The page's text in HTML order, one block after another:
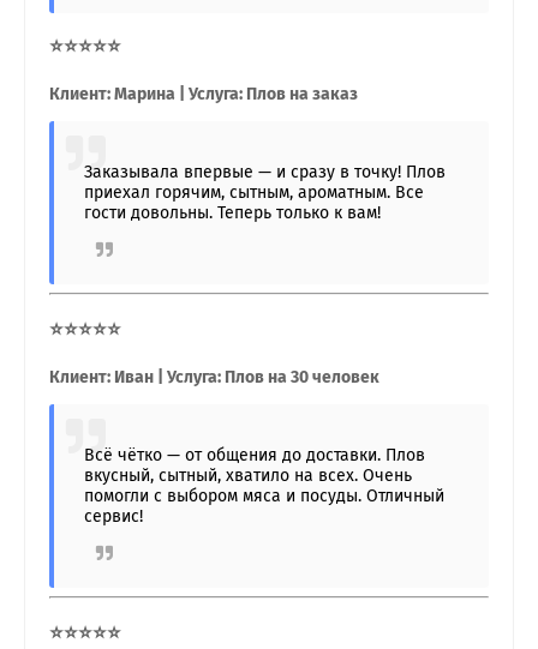
⭐⭐⭐⭐⭐
Клиент: Марина | Услуга: Плов на заказ
Заказывала впервые — и сразу в точку! Плов
приехал горячим, сытным, ароматным. Все
гости довольны. Теперь только к вам!
⭐⭐⭐⭐⭐
Клиент: Иван | Услуга: Плов на 30 человек
Всё чётко — от общения до доставки. Плов
вкусный, сытный, хватило на всех. Очень
помогли с выбором мяса и посуды. Отличный
сервис!
⭐⭐⭐⭐⭐